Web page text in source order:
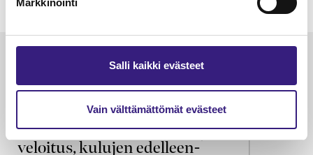
Salli kaikki evästeet
Vain välttämättömät evästeet
VEROTUS
Kulu­veloitukset arvon­lisä­
verotuksessa – omien kulujen
veloitus, kulujen edelleen­